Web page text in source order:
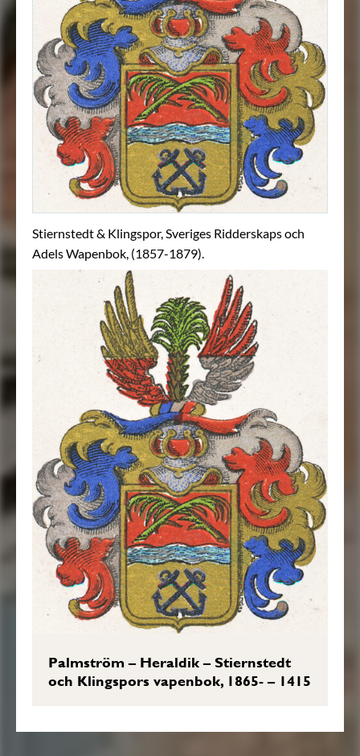
Stiernstedt & Klingspor, Sveriges Ridderskaps och
Adels Wapenbok, (1857-1879).
Palmström – Heraldik – Stiernstedt
och Klingspors vapenbok, 1865- – 1415